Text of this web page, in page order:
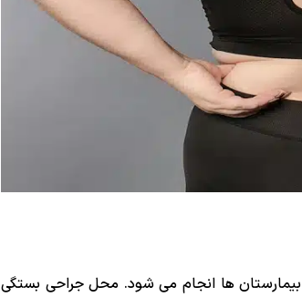
ها انجام می شود. محل جراحی بستگی